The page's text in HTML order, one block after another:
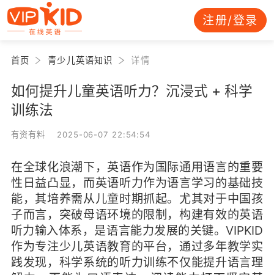
注册/登录
首页 青少儿英语知识 详情
如何提升儿童英语听力？沉浸式 + 科学
训练法
有资有料 2025-06-07 22:54:54
在全球化浪潮下，英语作为国际通用语言的重要
性日益凸显，而英语听力作为语言学习的基础技
能，其培养需从儿童时期抓起。尤其对于中国孩
子而言，突破母语环境的限制，构建有效的英语
听力输入体系，是语言能力发展的关键。VIPKID
作为专注少儿英语教育的平台，通过多年教学实
践发现，科学系统的听力训练不仅能提升语言理